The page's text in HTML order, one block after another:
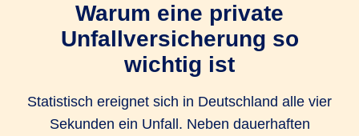
Warum eine private
Unfallversicherung so
wichtig ist
Statistisch ereignet sich in Deutschland alle vier
Sekunden ein Unfall. Neben dauerhaften